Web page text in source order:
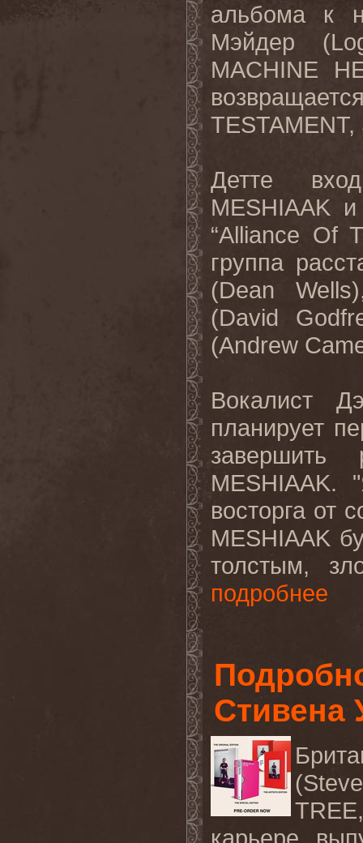
альбома к
Мэйдер (
MACHINE
TESTAMENT,
Детте
MESHIAAK
“Alliance Of
группа
(Dean Wells
(David
(Andrew
Вокалист
планирует
MESHIAAK.
восторга от
MESHIAAK
толстым,
подробнее
Стивена
(
TREE